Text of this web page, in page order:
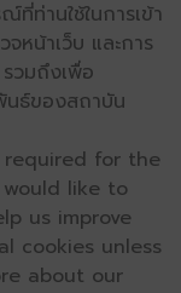
ท่านใช้ในการเข้า
หน้าเว็บ และการ
รวมถึงเพื่อ
นธ์ของสถาบัน
required for the
like to
us improve
cookies unless
about our